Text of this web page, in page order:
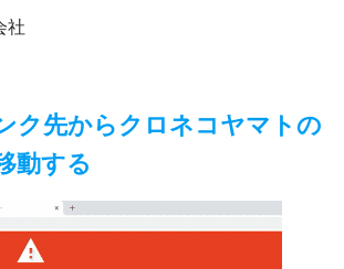
社
ク先からクロネコヤマトの
動する